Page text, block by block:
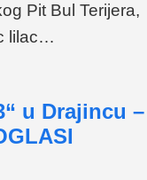
Pit Bul Terijera,
lilac…
u Drajincu –